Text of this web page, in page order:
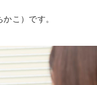
こ）です。